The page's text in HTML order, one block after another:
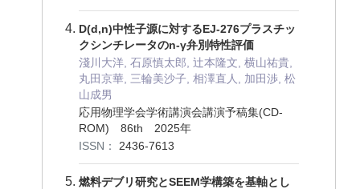
D(d,n)中性子源に対するEJ-276プラスチッ
クシンチレータのn-γ弁別特性評価
淺川大洋, 石原慎太郎, 辻本隆文, 横山祐貴,
丸田京華, 三輪美沙子, 相澤直人, 加田渉, 松
山成男
応用物理学会学術講演会講演予稿集(CD-
ROM) 86th 2025年
ISSN：
2436-7613
燃料デブリ研究とSEEM学構築を基軸とし